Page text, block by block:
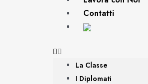
Contatti
La Classe
I Diplomati